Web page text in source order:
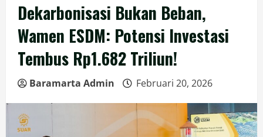
Dekarbonisasi Bukan Beban,
Wamen ESDM: Potensi Investasi
Tembus Rp1.682 Triliun!
Baramarta Admin Februari 20, 2026